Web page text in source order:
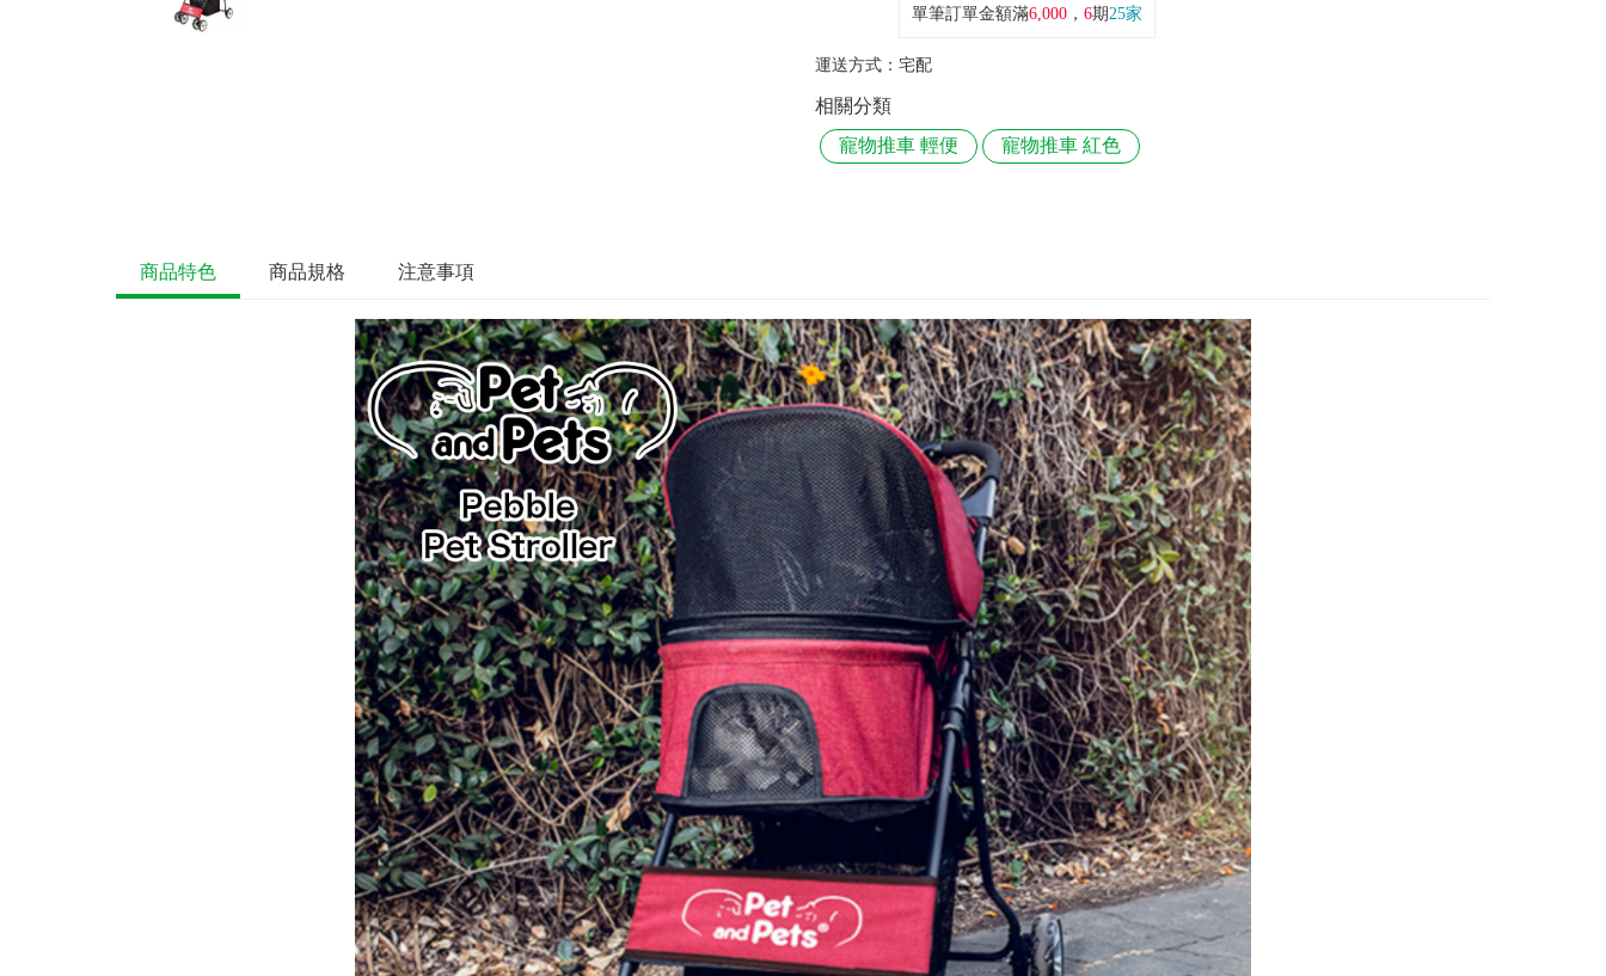
單筆訂單金額滿6,000 ， 6期25家
運送方式： 宅配
相關分類
寵物推車 輕便
寵物推車 紅色
商品特色 商品規格 注意事項